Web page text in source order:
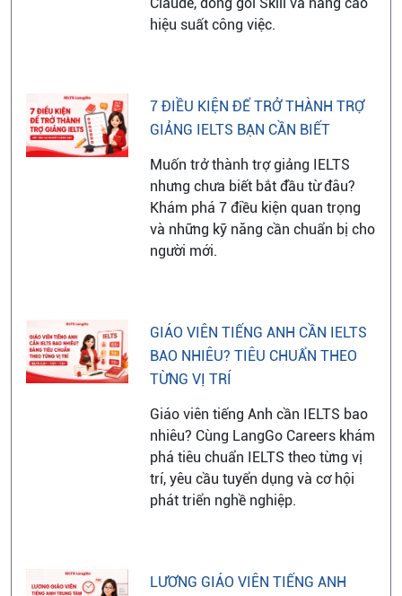
hiệu suất công việc.
7 ĐIỀU KIỆN ĐỂ TRỞ THÀNH TRỢ
GIẢNG IELTS BẠN CẦN BIẾT
Muốn trở thành trợ giảng IELTS
nhưng chưa biết bắt đầu từ đâu?
Khám phá 7 điều kiện quan trọng
và những kỹ năng cần chuẩn bị cho
người mới.
GIÁO VIÊN TIẾNG ANH CẦN IELTS
BAO NHIÊU? TIÊU CHUẨN THEO
TỪNG VỊ TRÍ
Giáo viên tiếng Anh cần IELTS bao
nhiêu? Cùng LangGo Careers khám
phá tiêu chuẩn IELTS theo từng vị
trí, yêu cầu tuyển dụng và cơ hội
phát triển nghề nghiệp.
LƯƠNG GIÁO VIÊN TIẾNG ANH